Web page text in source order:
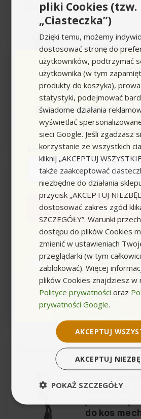
Wysyłka do 24h
Szelki
ADVANCE
249,00 zł
+
Szelki do
ADVANCE
(standard)
249,00 zł
+
Wysyłka do 24h
ADVANCE
do kos
pliki Cookies (tzw.
„Ciasteczka”)
Dzięki temu, możemy
dostosować stronę do
użytkowników, podtrzymać
użytkownika (w tym
produkty do koszyka),
statystyki, podejmować
świadome działania
wyświetlać
sieci Google. Jeśli zgadzasz
korzystanie ze wszystkich
kliknij „AKCEPTUJ
także zaakceptować
niezbędne do działania
przycisk „AKCEPTUJ
dostosować zakres zgód
SZCZEGÓŁY”. Warunki
dostępu do plików Cookies
zmienić w ustawieniach
przeglądarki (w tym
zablokować). Więcej
plików Cookies znajdziesz w
Polityce prywatności oraz
prywatności Google.
AKCEPTUJ
AKCEPTUJ
POKAŻ SZCZEGÓŁY
Zapisz się, a w
Kod
na akcesoria i
Kod nie łączy się z innymi
Email
Zapisuję się
zgodaWyrażam zgodę na
danych osobowych w
mail oraz na przesyłanie na
przeze mnie adres e-mail
handlowej o produktach i
oferowanych w ramach
przez ocean.com sp. z o.o.
Zapoznałem/łam się i
prywatności. *(wymagane)